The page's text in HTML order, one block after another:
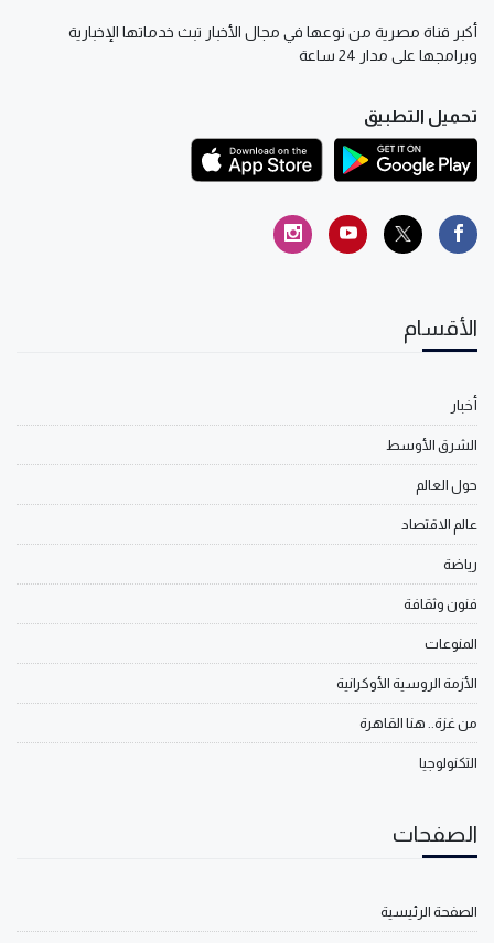
أكبر قناة مصرية من نوعها في مجال الأخبار تبث خدماتها الإخبارية
وبرامجها على مدار 24 ساعة
تحميل التطبيق
الأقسام
أخبار
الشرق الأوسط
حول العالم
عالم الاقتصاد
رياضة
فنون وثقافة
المنوعات
الأزمة الروسية الأوكرانية
من غزة.. هنا القاهرة
التكنولوجيا
الصفحات
الصفحة الرئيسية